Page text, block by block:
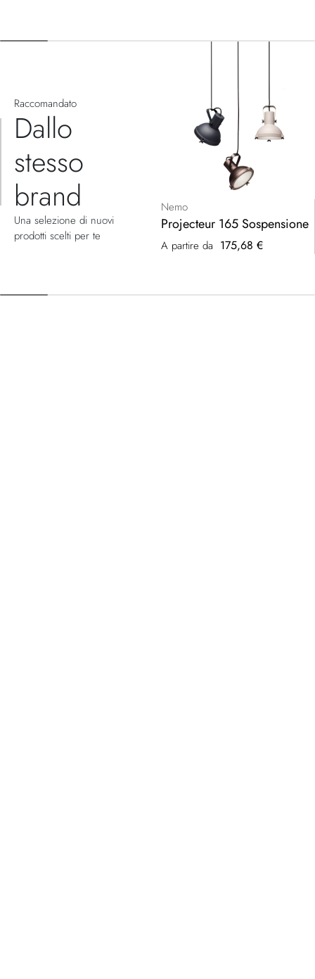
Raccomandato
Dallo
stesso
brand
Una selezione di nuovi
prodotti scelti per te
Nemo
Projecteur 165 Sospensione
A partire da 175,68 €